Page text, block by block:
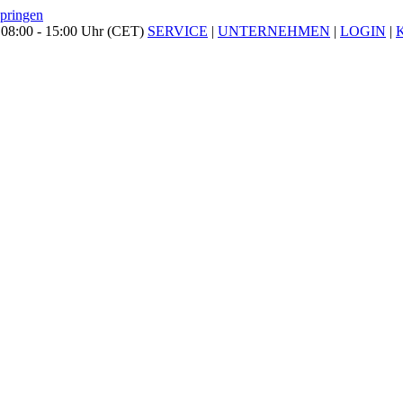
- 15:00 Uhr (CET) SERVICE | UNTERNEHMEN | LOGIN |